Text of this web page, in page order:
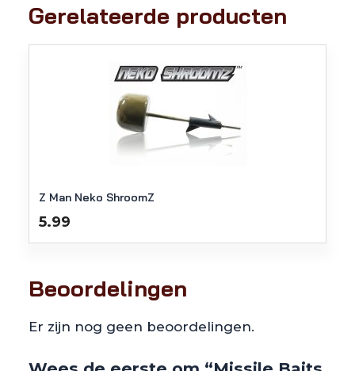
Gerelateerde producten
Z Man Neko ShroomZ
5.99
Beoordelingen
Er zijn nog geen beoordelingen.